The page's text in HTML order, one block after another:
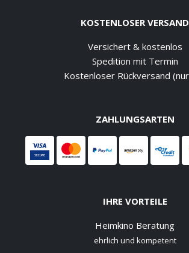
KOSTENLOSER VERSAND
Versichert & kostenlos
Spedition mit Termin
Kostenloser Rückversand
ZAHLUNGSARTEN
IHRE VORTEILE
Heimkino Beratung
ehrlich und kompetent